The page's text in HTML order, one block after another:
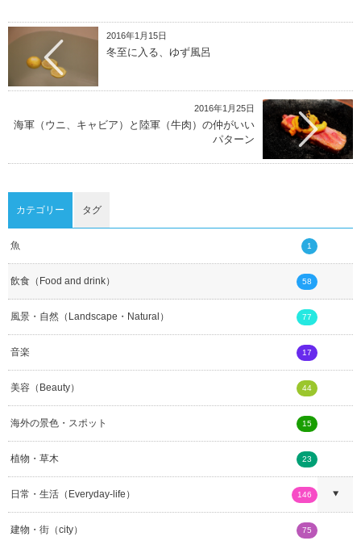
2016年1月15日
冬至に入る、ゆず風呂
2016年1月25日
海軍（ウニ、キャビア）と陸軍（牛肉）の仲がいい
パターン
カテゴリー タグ
魚 1
飲食（Food and drink） 58
風景・自然（Landscape・Natural） 77
音楽 17
美容（Beauty） 44
海外の景色・スポット 15
植物・草木 23
日常・生活（Everyday-life） 146
建物・街（city） 75